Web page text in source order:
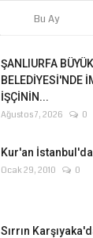
Bu Ay
ŞANLIURFA
BELEDİYESİ'NDE
İŞÇİNİN...
Ağustos 7, 2026 0
Kur'an
Ocak 29, 2010 0
Sırrın